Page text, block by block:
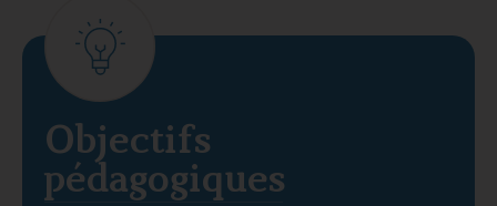
Objectifs
pédagogiques